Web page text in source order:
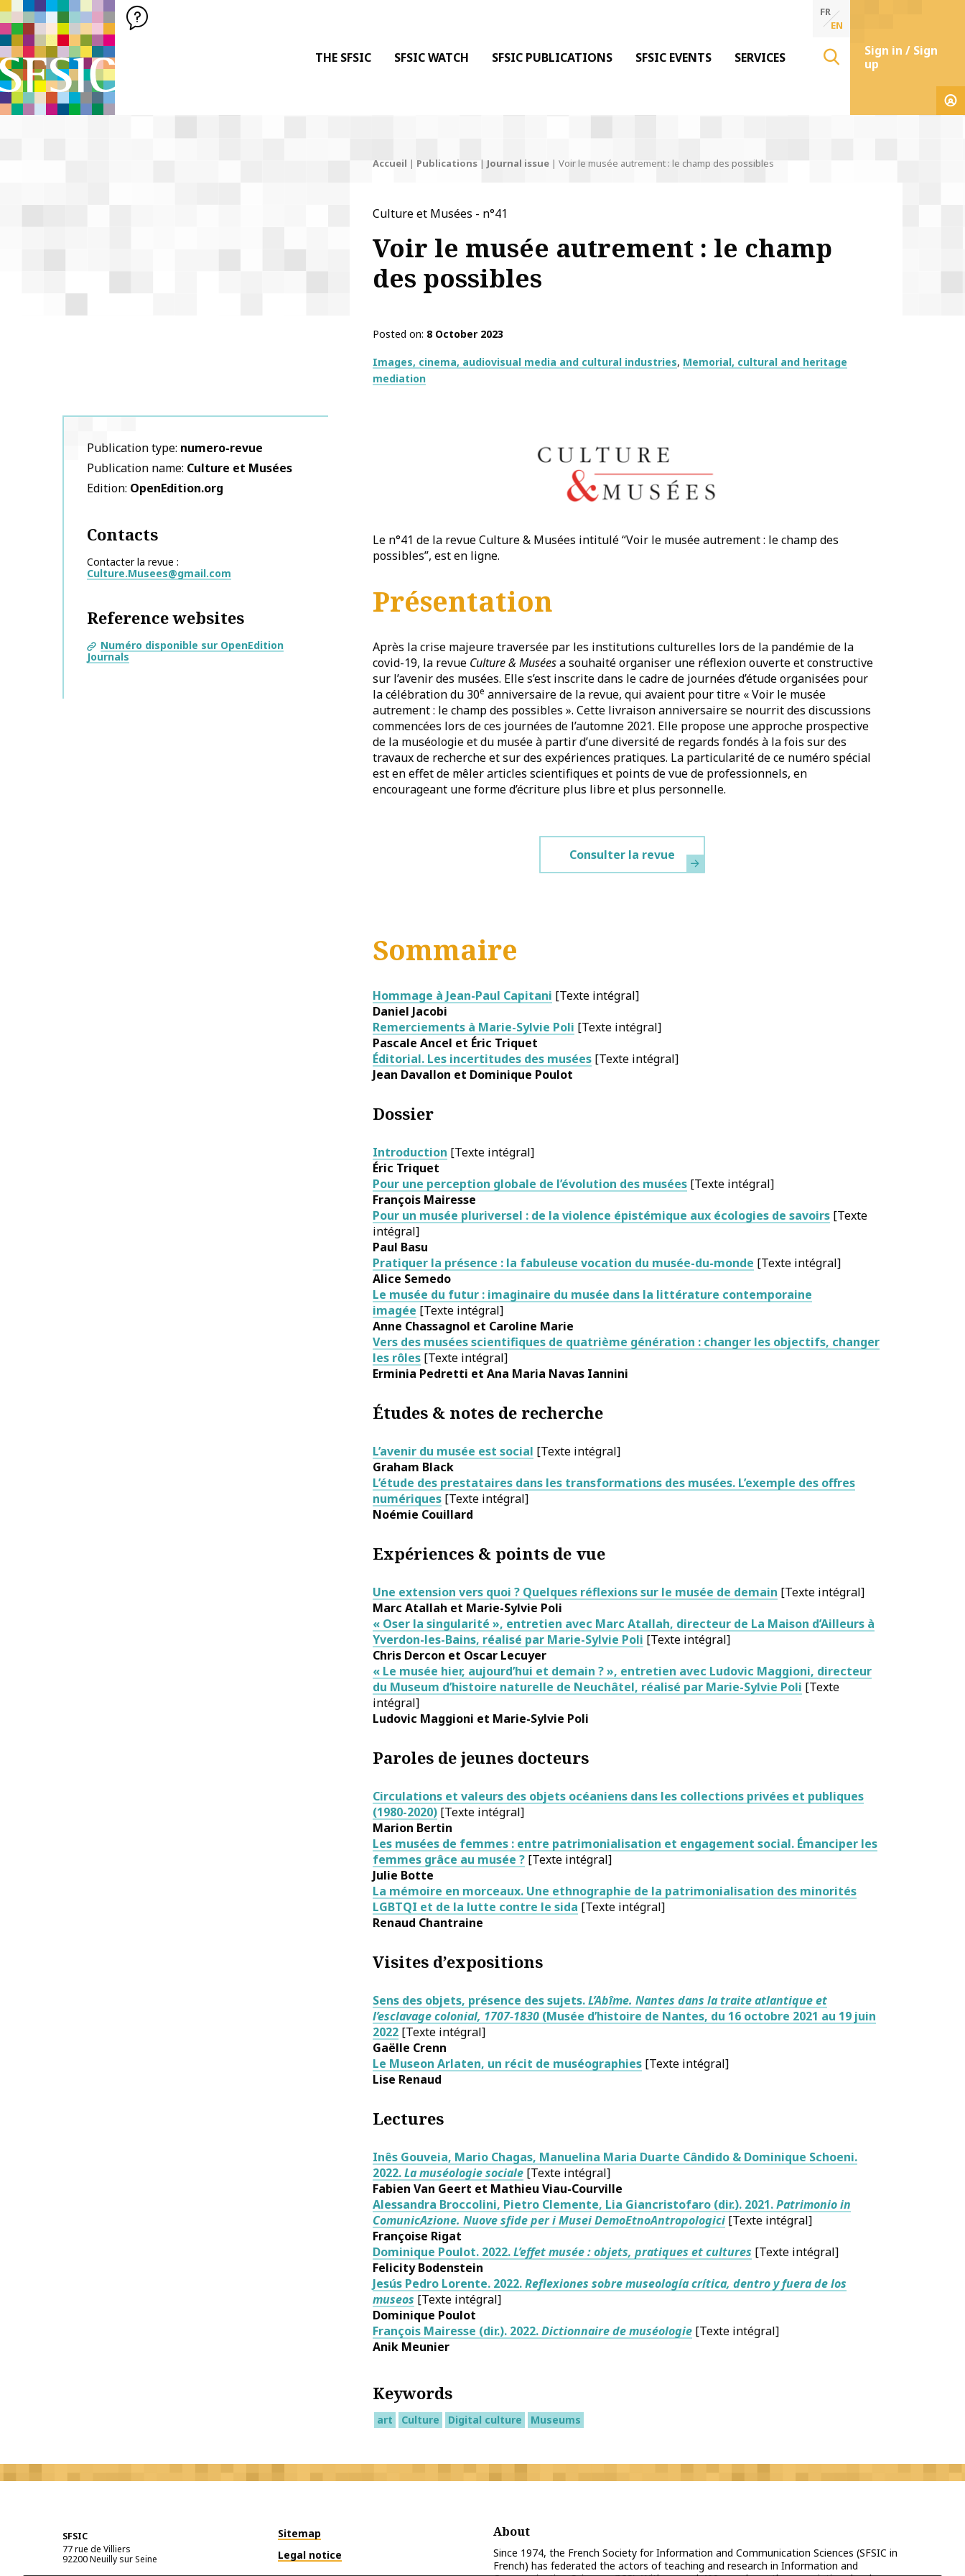
SFSIC SOCIÉTÉ FRANÇAISE DES SCIENCES DE L'INFORMATION & DE LA COMMUNICATION
Société Française des Sciences de l'Information & de la Communication
THE SFSIC SFSIC WATCH SFSIC PUBLICATIONS SFSIC EVENTS SERVICES
FR
EN
Sign in / Sign
up
Accueil | Publications| Journal issue| Voir le musée autrement : le champ des possibles
Culture et Musées - n°41
Voir le musée autrement : le champ
des possibles
Posted on 8 October 2023
Thématiques
Images, cinema, audiovisual media and cultural industries Memorial, cultural and heritage
mediation
Publication type numero-revue
Publication name Culture et Musées
Edition OpenEdition.org
Contacts
Contacter la revue
Culture.Musees@gmail.com
Reference websites
Numéro disponible sur OpenEdition
Journals
Le n°41 de la revue Culture & Musées intitulé “Voir le musée autrement : le champ des
possibles”, est en ligne.
Présentation
Après la crise majeure traversée par les institutions culturelles lors de la pandémie de la
covid-19, la revue Culture & Muséesa souhaité organiser une réflexion ouverte et constructive
sur l’avenir des musées. Elle s’est inscrite dans le cadre de journées d’étude organisées pour
la célébration du 30e anniversaire de la revue, qui avaient pour titre « Voir le musée
autrement : le champ des possibles ». Cette livraison anniversaire se nourrit des discussions
commencées lors de ces journées de l’automne 2021. Elle propose une approche prospective
de la muséologie et du musée à partir d’une diversité de regards fondés à la fois sur des
travaux de recherche et sur des expériences pratiques. La particularité de ce numéro spécial
est en effet de mêler articles scientifiques et points de vue de professionnels, en
encourageant une forme d’écriture plus libre et plus personnelle.
Consulter la revue
Sommaire
Hommage à Jean-Paul Capitani [Texte intégral]
Daniel Jacobi
Remerciements à Marie-Sylvie Poli [Texte intégral]
Pascale Ancel et Éric Triquet
Éditorial. Les incertitudes des musées [Texte intégral]
Jean Davallon et Dominique Poulot
Dossier
Introduction [Texte intégral]
Éric Triquet
Pour une perception globale de l’évolution des musées [Texte intégral]
François Mairesse
Pour un musée pluriversel : de la violence épistémique aux écologies de savoirs [Texte
intégral]
Paul Basu
Pratiquer la présence : la fabuleuse vocation du musée-du-monde [Texte intégral]
Alice Semedo
Le musée du futur : imaginaire du musée dans la littérature contemporaine
imagée [Texte intégral]
Anne Chassagnol et Caroline Marie
Vers des musées scientifiques de quatrième génération : changer les objectifs, changer
les rôles [Texte intégral]
Erminia Pedretti et Ana Maria Navas Iannini
Études & notes de recherche
L’avenir du musée est social [Texte intégral]
Graham Black
L’étude des prestataires dans les transformations des musées. L’exemple des offres
numériques [Texte intégral]
Noémie Couillard
Expériences & points de vue
Une extension vers quoi ? Quelques réflexions sur le musée de demain [Texte intégral]
Marc Atallah et Marie-Sylvie Poli
« Oser la singularité », entretien avec Marc Atallah, directeur de La Maison d’Ailleurs à
Yverdon-les-Bains, réalisé par Marie-Sylvie Poli [Texte intégral]
Chris Dercon et Oscar Lecuyer
« Le musée hier, aujourd’hui et demain ? », entretien avec Ludovic Maggioni, directeur
du Museum d’histoire naturelle de Neuchâtel, réalisé par Marie-Sylvie Poli [Texte
intégral]
Ludovic Maggioni et Marie-Sylvie Poli
Paroles de jeunes docteurs
Circulations et valeurs des objets océaniens dans les collections privées et publiques
(1980-2020) [Texte intégral]
Marion Bertin
Les musées de femmes : entre patrimonialisation et engagement social. Émanciper les
femmes grâce au musée ? [Texte intégral]
Julie Botte
La mémoire en morceaux. Une ethnographie de la patrimonialisation des minorités
LGBTQI et de la lutte contre le sida [Texte intégral]
Renaud Chantraine
Visites d’expositions
Sens des objets, présence des sujets.L’Abîme. Nantes dans la traite atlantique et
l’esclavage colonial, 1707-1830 (Musée d’histoire de Nantes, du 16 octobre 2021 au 19 juin
2022 [Texte intégral]
Gaëlle Crenn
Le Museon Arlaten, un récit de muséographies [Texte intégral]
Lise Renaud
Lectures
Inês Gouveia, Mario Chagas, Manuelina Maria Duarte Cândido & Dominique Schoeni.
2022.La muséologie sociale [Texte intégral]
Fabien Van Geert et Mathieu Viau-Courville
Alessandra Broccolini, Pietro Clemente, Lia Giancristofaro (dir.). 2021.Patrimonio in
ComunicAzione. Nuove sfide per i Musei DemoEtnoAntropologici [Texte intégral]
Françoise Rigat
Dominique Poulot. 2022.L’effet musée : objets, pratiques et cultures [Texte intégral]
FelicityBodenstein
Jesús Pedro Lorente. 2022.Reflexiones sobre museología crítica, dentro y fuera de los
museos [Texte intégral]
Dominique Poulot
François Mairesse (dir.). 2022.Dictionnaire de muséologie [Texte intégral]
Anik Meunier
Keywords
art Culture Digital culture Museums
SFSIC
77 rue de Villiers
92200Neuilly sur Seine
Sitemap
Legal notice
About
Since 1974, the French Society for Information and Communication Sciences (SFSIC in
French) has federated the actors of teaching and research in Information and